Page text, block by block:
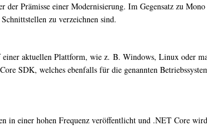
Prämisse einer Modernisierung. Im Gegensatz zu
zu verzeichnen sind.
aktuellen Plattform, wie z. B. Windows, Linux oder
SDK, welches ebenfalls für die genannten
in einer hohen Frequenz veröffentlicht und .NET Core